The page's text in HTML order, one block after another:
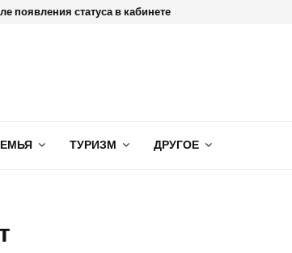
появления статуса в кабинете
ТУРИЗМ ДРУГОЕ